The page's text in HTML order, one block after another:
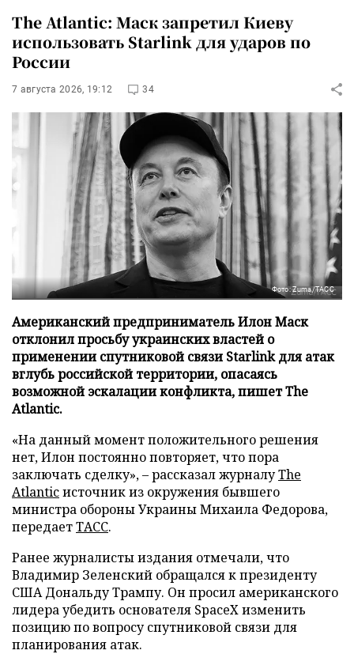
The Atlantic: Маск запретил Киеву
использовать Starlink для ударов по
России
7 августа 2026, 19:12 34
Фото: Zuma/ТАСС
Американский предприниматель Илон Маск
отклонил просьбу украинских властей о
применении спутниковой связи Starlink для атак
вглубь российской территории, опасаясь
возможной эскалации конфликта, пишет The
Atlantic.
«На данный момент положительного решения
нет, Илон постоянно повторяет, что пора
заключать сделку», – рассказал журналуThe
Atlanticисточник из окружения бывшего
министра обороны Украины Михаила Федорова,
передаетТАСС.
Ранее журналисты издания отмечали, что
Владимир Зеленский обращался к президенту
США Дональду Трампу. Он просил американского
лидера убедить основателя SpaceX изменить
позицию по вопросу спутниковой связи для
планирования атак.